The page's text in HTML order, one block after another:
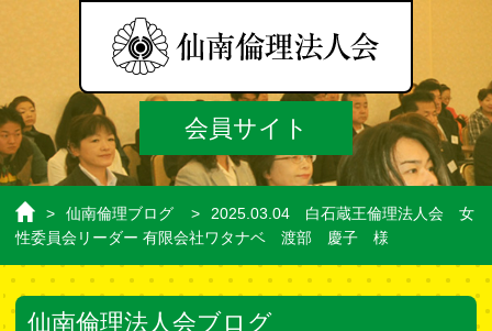
会員サイト
ホ
> 仙南倫理ブログ >
2025.03.04 白石蔵王倫理法人会 女
性委員会リーダー 有限会社ワタナベ 渡部 慶子 様
仙南倫理法人会ブログ